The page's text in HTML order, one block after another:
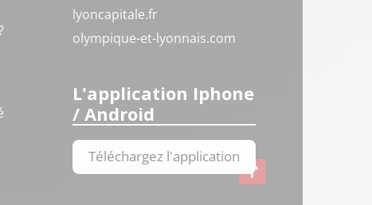
lyoncapitale.fr
olympique-et-lyonnais.com
L'application Iphone
/ Android
Téléchargez l'application